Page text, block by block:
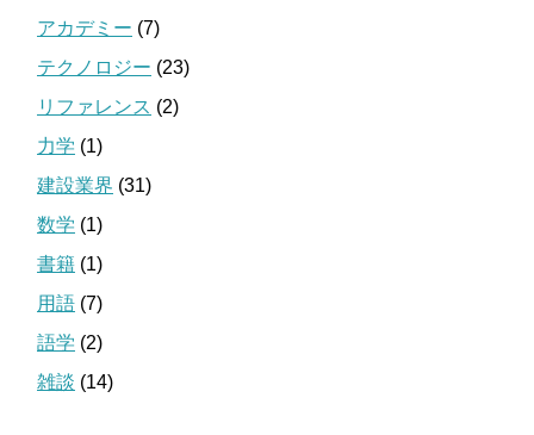
アカデミー (7)
テクノロジー (23)
リファレンス (2)
力学 (1)
建設業界 (31)
数学 (1)
書籍 (1)
用語 (7)
語学 (2)
雑談 (14)